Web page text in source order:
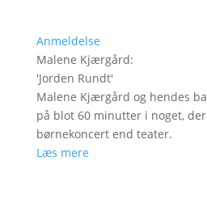
Anmeldelse
Malene Kjærgård:
'Jorden Rundt'
Malene Kjærgård og hendes
på blot 60 minutter i noget,
børnekoncert end teater.
Læs mere